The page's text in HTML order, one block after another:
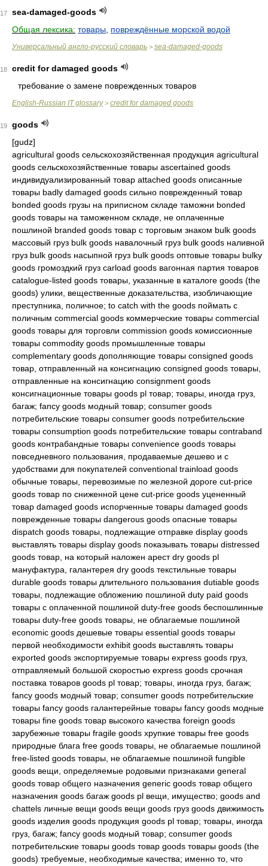
17
sea-damaged-goods
Общая лексика: товары повреждённые морской водой
Универсальный англо-русский словарь > sea-damaged-goods
18
credit for damaged goods
требование о замене поврежденных товаров
English-Russian IT glossary> credit for damaged goods
19
goods
[ɡudz]
agricultural goods сельскохозяйственная продукция agricultural
goods сельскохозяйственные товары ascertained goods
индивидуализированный товар attached goods описанные
товары badly damaged goods сильно поврежденный товар
bonded goods грузы на приписном складе таможни bonded
goods товары на таможенном складе, не оплаченные
пошлиной branded goods товар с торговым знаком bulk goods
массовый груз bulk goods навалочный груз bulk goods наливной
груз bulk goods насыпной груз bulk goods оптовые товары bulky
goods громоздкий груз carload goods вагонная партия товаров
catalogue-listed goods товары, указанные в каталоге goods (the
goods) улики, вещественные доказательства, изобличающие
преступника, поличное; to catch with the goods поймать с
поличным commercial goods коммерческие товары commercial
goods товары для торговли commission goods комиссионные
товары commodity goods промышленные товары
complementary goods дополняющие товары consigned goods
товар, отправленный на консигнацию consigned goods товары,
отправленные на консигнацию consignment goods
консигнационные товары goods pl товар; товары, иногда груз,
багаж; fancy goods модный товар; consumer goods
потребительские товары consumer goods потребительские
товары consumption goods потребительские товары contraband
goods контрабандные товары convenience goods товары
повседневного пользования, продаваемые дешево и с
удобствами для покупателей conventional trainload goods
обычные товары, перевозимые по железной дороге cut-price
goods товар по сниженной цене cut-price goods уцененный
товар damaged goods испорченные товары damaged goods
поврежденные товары dangerous goods опасные товары
dispatch goods товары, подлежащие отправке display goods
выставлять товары display goods показывать товары distressed
goods товар, на который наложен арест dry goods pl
мануфактура, галантерея dry goods текстильные товары
durable goods товары длительного пользования dutiable goods
товары, подлежащие обложению пошлиной duty paid goods
товары с оплаченной пошлиной duty-free goods беспошлинные
товары duty-free goods товары, не облагаемые пошлиной
economic goods дешевые товары essential goods товары
первой необходимости exhibit goods выставлять товары
exported goods экспортируемые товары express goods груз,
отправляемый большой скоростью express goods срочная
поставка товаров goods pl товар; товары, иногда груз, багаж;
fancy goods модный товар; consumer goods потребительские
товары fancy goods галантерейные товары fancy goods модные
товары fine goods товар высокого качества foreign goods
зарубежные товары fragile goods хрупкие товары free goods
природные блага free goods товары, не облагаемые пошлиной
free-listed goods товары, не облагаемые пошлиной fungible
goods вещи, определяемые родовыми признаками general
goods товар общего назначения generic goods товар общего
назначения goods багаж goods pl вещи, имущество; goods and
chattels личные вещи goods вещи goods груз goods движимость
goods изделия goods продукция goods pl товар; товары, иногда
груз, багаж; fancy goods модный товар; consumer goods
потребительские товары goods товар goods товары goods (the
goods) требуемые, необходимые качества; именно то, что